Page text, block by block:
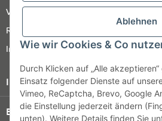
Ablehnen
Wie wir Cookies & Co
Durch Klicken auf „Alle
Einsatz folgender Dienste auf
Vimeo, ReCaptcha, Brevo, Google
die Einstellung jederzeit ändern
unten). Weitere Details finden Sie
Versandinformationen
Retour
Impressum
Informationen
Bezahlung & Versand